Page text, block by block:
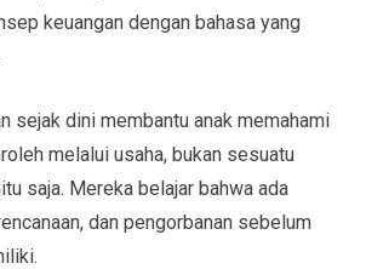
keuangan dengan bahasa yang
sejak dini membantu anak memahami
melalui usaha, bukan sesuatu
saja. Mereka belajar bahwa ada
dan pengorbanan sebelum